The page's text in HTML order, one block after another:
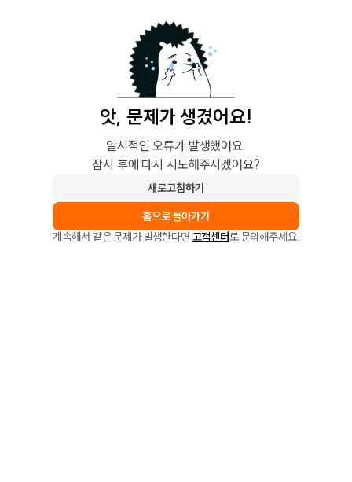
앗, 문제가 생겼어요!
일시적인 오류가 발생했어요.
잠시 후에 다시 시도해주시겠어요?
새로고침하기
홈으로 돌아가기
계속해서 같은 문제가 발생한다면 고객센터로 문의해주세요.